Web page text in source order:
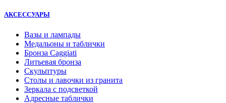
АКСЕССУАРЫ
Вазы и лампады
Медальоны и таблички
Бронза Caggiati
Литьевая бронза
Скульптуры
Столы и лавочки из гранита
Зеркала с подсветкой
Адресные таблички